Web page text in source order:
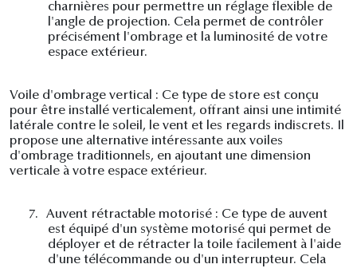
charnières pour permettre un réglage flexible de
l'angle de projection. Cela permet de contrôler
précisément l'ombrage et la luminosité de votre
espace extérieur.
Voile d'ombrage vertical : Ce type de store est conçu
pour être installé verticalement, offrant ainsi une intimité
latérale contre le soleil, le vent et les regards indiscrets. Il
propose une alternative intéressante aux voiles
d'ombrage traditionnels, en ajoutant une dimension
verticale à votre espace extérieur.
7.
Auvent rétractable motorisé : Ce type de auvent
est équipé d'un système motorisé qui permet de
déployer et de rétracter la toile facilement à l'aide
d'une télécommande ou d'un interrupteur. Cela